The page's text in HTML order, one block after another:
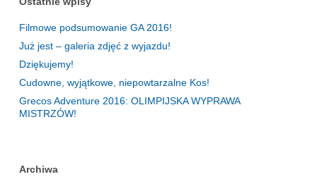
Filmowe podsumowanie GA 2016!
Już jest – galeria zdjęć z wyjazdu!
Dziękujemy!
Cudowne, wyjątkowe, niepowtarzalne Kos!
Grecos Adventure 2016: OLIMPIJSKA WYPRAWA
MISTRZÓW!
Archiwa